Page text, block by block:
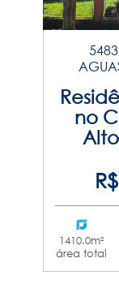
no
1410.0m²
área total